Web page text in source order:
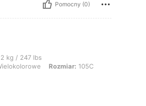
Pomocny (0)
122 cm / 48 in, Biust: 130 cm / 51.2 in, Biodra:
kg / 247 lbs
Rozmiar: 105C